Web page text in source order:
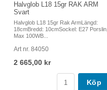
Halvglob L18 15gr RAK ARM
Svart
Halvglob L18 15gr Rak ArmLängd:
18cmBredd: 10cmSockel: E27 Porslin,
Max 100WB...
Art nr. 84050
2 665,00 kr
Köp